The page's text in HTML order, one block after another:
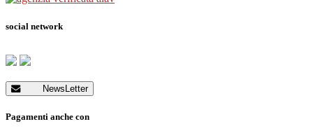
social network
NewsLetter
Pagamenti anche con